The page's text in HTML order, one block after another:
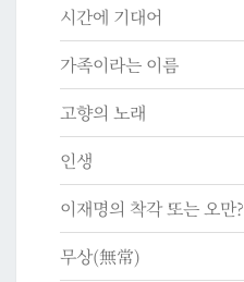
시간에 기대어
가족이라는 이름
고향의 노래
인생
이재명의 착각 또는 오만?
무상(無常)